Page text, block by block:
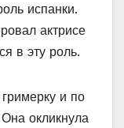
испанки.
актрисе
в эту роль.
и по
окликнула